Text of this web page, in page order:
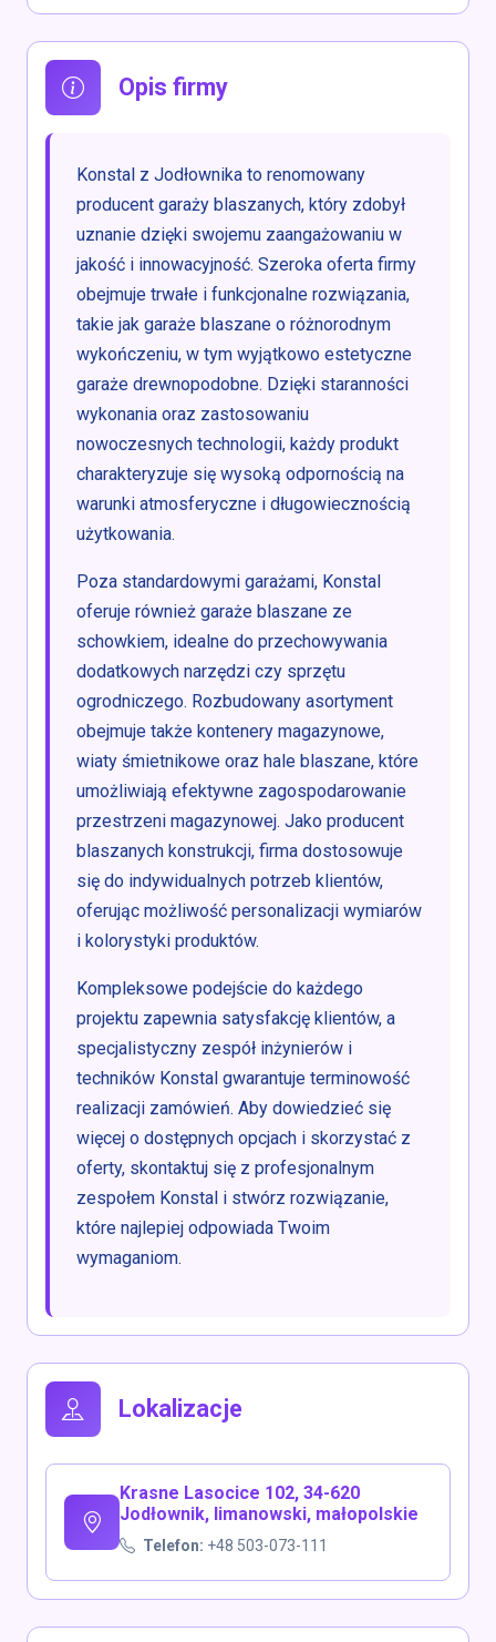
Opis firmy
Konstal z Jodłownika to renomowany
producent garaży blaszanych, który zdobył
uznanie dzięki swojemu zaangażowaniu w
jakość i innowacyjność. Szeroka oferta firmy
obejmuje trwałe i funkcjonalne rozwiązania,
takie jak garaże blaszane o różnorodnym
wykończeniu, w tym wyjątkowo estetyczne
garaże drewnopodobne. Dzięki staranności
wykonania oraz zastosowaniu
nowoczesnych technologii, każdy produkt
charakteryzuje się wysoką odpornością na
warunki atmosferyczne i długowiecznością
użytkowania.
Poza standardowymi garażami, Konstal
oferuje również garaże blaszane ze
schowkiem, idealne do przechowywania
dodatkowych narzędzi czy sprzętu
ogrodniczego. Rozbudowany asortyment
obejmuje także kontenery magazynowe,
wiaty śmietnikowe oraz hale blaszane, które
umożliwiają efektywne zagospodarowanie
przestrzeni magazynowej. Jako producent
blaszanych konstrukcji, firma dostosowuje
się do indywidualnych potrzeb klientów,
oferując możliwość personalizacji wymiarów
i kolorystyki produktów.
Kompleksowe podejście do każdego
projektu zapewnia satysfakcję klientów, a
specjalistyczny zespół inżynierów i
techników Konstal gwarantuje terminowość
realizacji zamówień. Aby dowiedzieć się
więcej o dostępnych opcjach i skorzystać z
oferty, skontaktuj się z profesjonalnym
zespołem Konstal i stwórz rozwiązanie,
które najlepiej odpowiada Twoim
wymaganiom.
Lokalizacje
Krasne Lasocice 102, 34-620
Jodłownik, limanowski, małopolskie
Telefon: +48 503-073-111